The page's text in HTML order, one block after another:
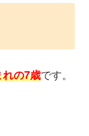
の7歳です。